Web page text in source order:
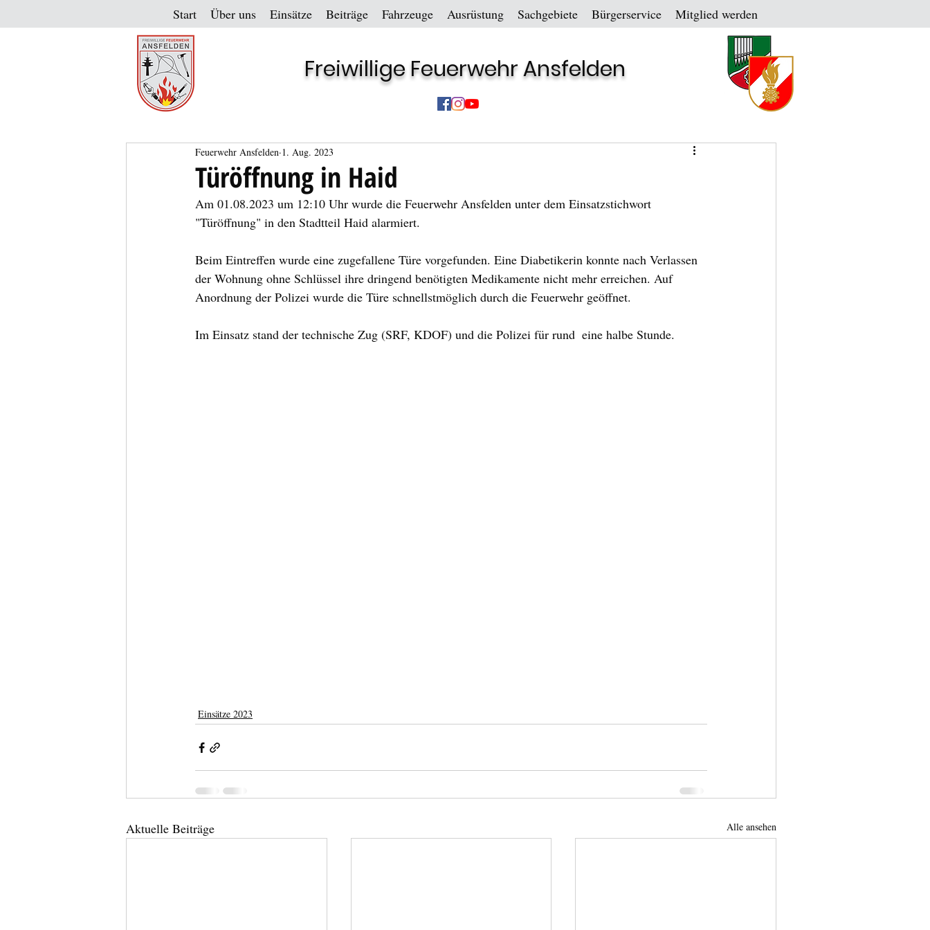
Start Über uns Einsätze Beiträge Fahrzeuge Ausrüstung Sachgebiete Bürgerservice Mitglied werden
Freiwillige Feuerwehr Ansfelden
Türöffnung in Haid
Feuerwehr Ansfelden 1. Aug. 2023
Am 01.08.2023 um 12:10 Uhr wurde die Feuerwehr Ansfelden unter dem Einsatzstichwort
"Türöffnung" in den Stadtteil Haid alarmiert.
Beim Eintreffen wurde eine zugefallene Türe vorgefunden. Eine Diabetikerin konnte nach Verlassen
der Wohnung ohne Schlüssel ihre dringend benötigten Medikamente nicht mehr erreichen. Auf
Anordnung der Polizei wurde die Türe schnellstmöglich durch die Feuerwehr geöffnet.
Im Einsatz stand der technische Zug (SRF, KDOF) und die Polizei für rund  eine halbe Stunde.
Einsätze 2023
Aktuelle Beiträge Alle ansehen